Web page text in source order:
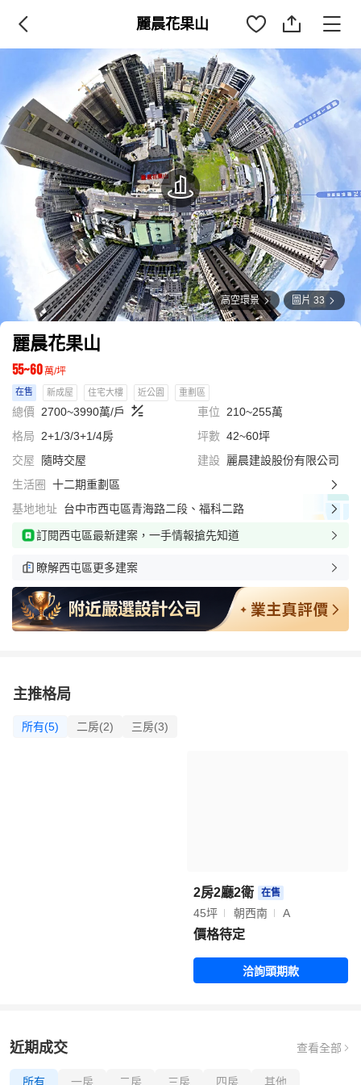
麗晨花果山
高空環景 圖片 33
麗晨花果山
55~60萬/坪
在售 新成屋 住宅大樓 近公園 重劃區
總價 2700~3990萬/戶 車位 210~255萬
格局 2+1/3/3+1/4房 坪數 42~60坪
交屋
隨時交屋 建設
麗晨建設股份有限公司
生活圈
十二期重劃區
基地地址 台中市西屯區青海路二段、福科二路
訂閱西屯區最新建案，一手情報搶先知道
瞭解西屯區更多建案
主推格局
所有(5) 二房(2) 三房(3)
2房2廳2衛 在售
45坪 朝西南 A
價格待定
洽詢頭期款
近期成交 查看全部
所有 一房 二房 三房 四房 其他